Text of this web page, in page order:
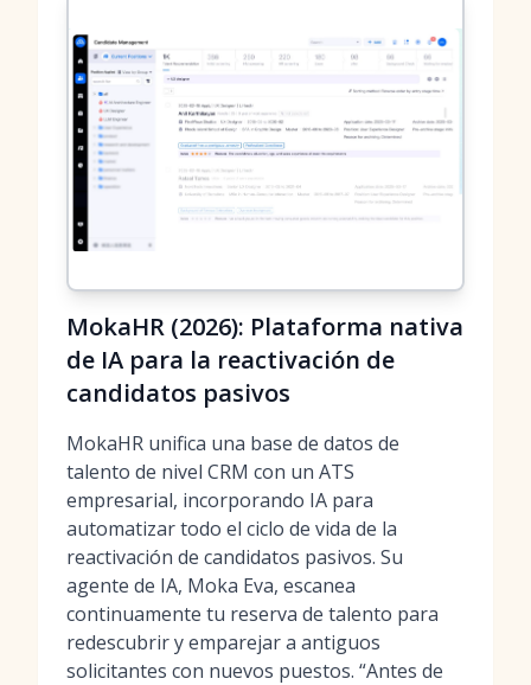
MokaHR (2026): Plataforma nativa
de IA para la reactivación de
candidatos pasivos
MokaHR unifica una base de datos de
talento de nivel CRM con un ATS
empresarial, incorporando IA para
automatizar todo el ciclo de vida de la
reactivación de candidatos pasivos. Su
agente de IA, Moka Eva, escanea
continuamente tu reserva de talento para
redescubrir y emparejar a antiguos
solicitantes con nuevos puestos. “Antes de